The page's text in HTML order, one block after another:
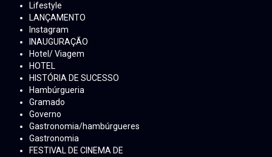
Lifestyle
LANÇAMENTO
Instagram
INAUGURAÇÃO
Hotel/ Viagem
HOTEL
HISTÓRIA DE SUCESSO
Hambúrgueria
Gramado
Governo
Gastronomia/hambúrgueres
Gastronomia
FESTIVAL DE CINEMA DE